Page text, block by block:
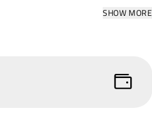
SHOW MORE